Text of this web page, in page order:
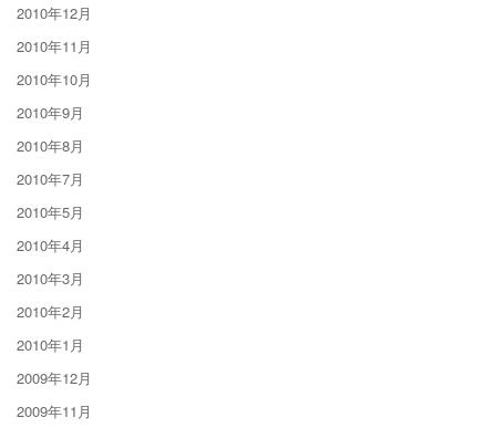
2010年12月
2010年11月
2010年10月
2010年9月
2010年8月
2010年7月
2010年5月
2010年4月
2010年3月
2010年2月
2010年1月
2009年12月
2009年11月